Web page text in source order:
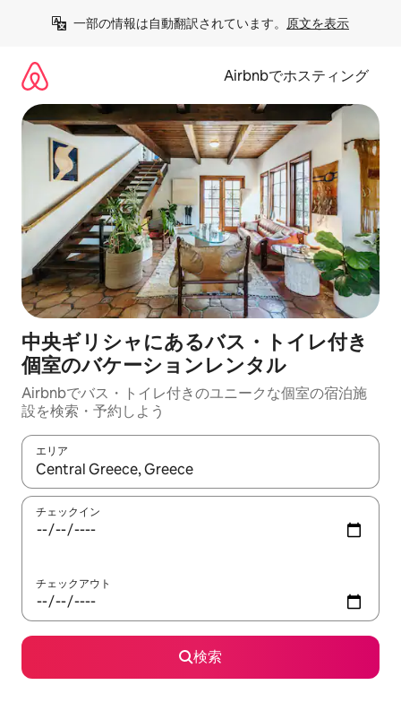
一部の情報は自動翻訳されています。 原文を表示
Airbnbでホスティング
中央ギリシャにあるバス・トイレ付き
個室のバケーションレンタル
Airbnbでバス・トイレ付きのユニークな個室の宿泊施
設を検索・予約しよう
エリア
検索結果が表示されたら、上下の矢印キーを使って移動するか
チェックイン
チェックアウト
検索